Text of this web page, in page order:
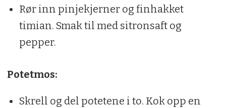
0,5 ts pepper
Rør inn pinjekjerner og finhakket
timian. Smak til med sitronsaft og
pepper.
Potetmos:
Skrell og del potetene i to. Kok opp en